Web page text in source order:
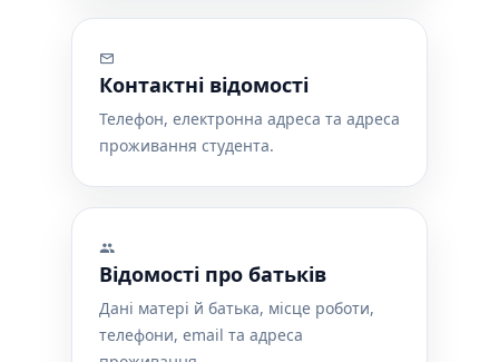
Контактні відомості
Телефон, електронна адреса та адреса
проживання студента.
Відомості про батьків
Дані матері й батька, місце роботи,
телефони, email та адреса